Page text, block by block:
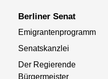
Berliner Senat
Emigrantenprogramm
Senatskanzlei
Der Regierende
Bürgermeister